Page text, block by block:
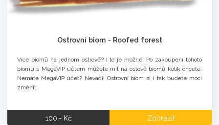
Ostrovní biom - Roofed forest
Více biomů na jednom ostrově? I to je možné! Po zakoupení tohoto
biomu s MegaVIP účtem můžete mít na ostově biomů kolik chcete.
Nemáte MegaVIP účet? Nevadí! Ostrovní biom si i tak budete moci
změnit.
100,- Kč Zobrazit